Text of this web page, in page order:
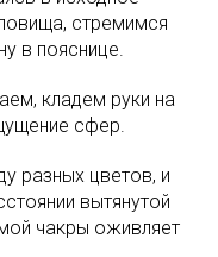
стремимся
в пояснице.
кладем руки на
сфер.
разных цветов, и
вытянутой
чакры оживляет